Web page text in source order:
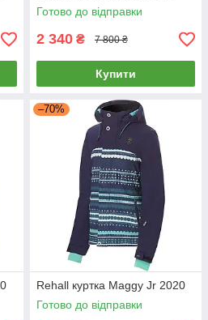
Готово до відправки
2 340 ₴ 7 800 ₴
Купити
–70%
Rehall куртка Maggy Jr 2020
Готово до відправки